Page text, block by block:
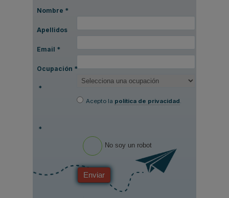
Nombre *
Apellidos
Email *
Ocupación *
*
Acepto la política de privacidad
*
No soy un robot
Enviar